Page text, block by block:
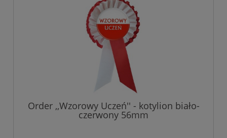
Order ,,Wzorowy Uczeń'' - kotylion biało-
czerwony 56mm